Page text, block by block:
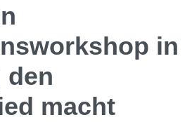
in
den
macht